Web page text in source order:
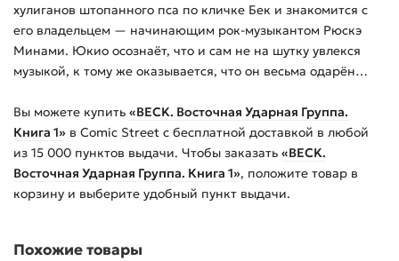
хулиганов штопанного пса по кличке Бек и знакомится с
его владельцем — начинающим рок-музыкантом Рюскэ
Минами. Юкио осознаёт, что и сам не на шутку увлекся
музыкой, к тому же оказывается, что он весьма одарён…
Вы можете купить «BECK. Восточная Ударная Группа.
Книга 1» в Comic Street с бесплатной доставкой в любой
из 15 000 пунктов выдачи. Чтобы заказать «BECK.
Восточная Ударная Группа. Книга 1», положите товар в
корзину и выберите удобный пункт выдачи.
Похожие товары